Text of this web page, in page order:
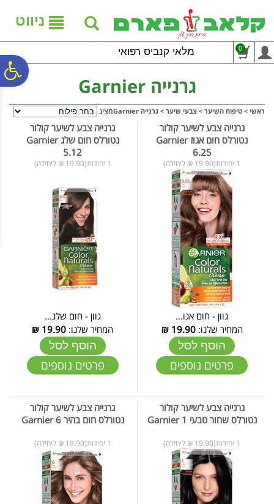
נגישות
אתר
המרכזי
ניווט
מלאי קנביס רפואי 0
גרנייה Garnier
ראשי > טיפוח השיער > צבעי שיער > גרנייה Garnier מציג
גרנייה צבע לשיער קולור
נטורלס חום אגוז Garnier
6.25
1 יחידות(19.90 ₪ ליחידה)
גוון - חום אגו...
המחיר שלנו:19.90
₪
הוסף לסל
פרטים נוספים
גרנייה צבע לשיער קולור
נטורלס חום שלג Garnier
5.12
1 יחידות(19.90 ₪ ליחידה)
גוון - חום שלג...
המחיר שלנו: 19.90
₪
הוסף לסל
פרטים נוספים
גרנייה צבע לשיער קולור
נטורלס שחור טבעי Garnier 1
1 יחידות(19.90 ₪ ליחידה)
גרנייה צבע לשיער קולור
נטורלס חום בהיר Garnier 6
1 יחידות(19.90 ₪ ליחידה)